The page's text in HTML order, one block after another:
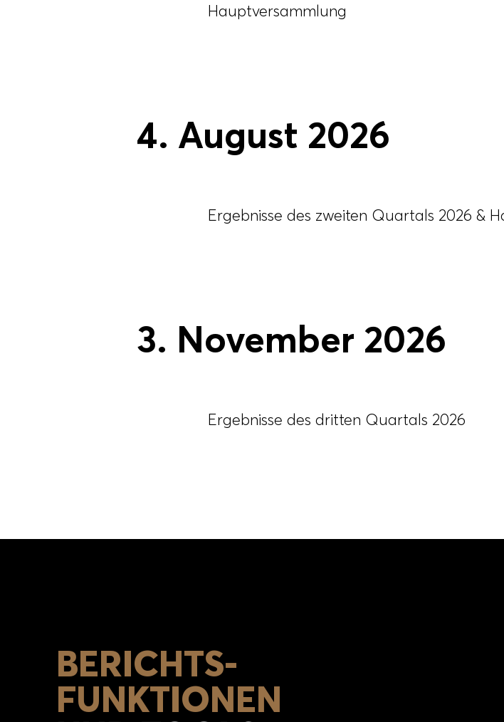
Hauptversammlung
4. August 2026
Ergebnisse des zweiten Quartals 2026 &
3. November 2026
Ergebnisse des dritten Quartals 2026
BERICHTS-
FUNKTIONEN